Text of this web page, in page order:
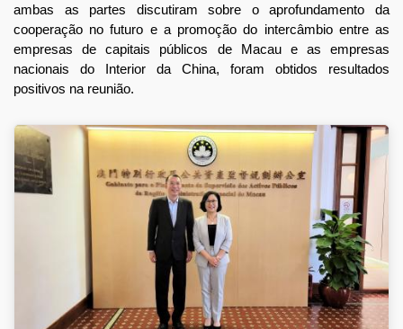
ambas as partes discutiram sobre o aprofundamento da
cooperação no futuro e a promoção do intercâmbio entre as
empresas de capitais públicos de Macau e as empresas
nacionais do Interior da China, foram obtidos resultados
positivos na reunião.